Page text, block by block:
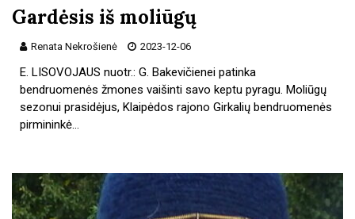
Gardėsis iš moliūgų
Renata Nekrošienė 2023-12-06
E. LISOVOJAUS nuotr.: G. Bakevičienei patinka
bendruomenės žmones vaišinti savo keptu pyragu. Moliūgų
sezonui prasidėjus, Klaipėdos rajono Girkalių bendruomenės
pirmininkė…